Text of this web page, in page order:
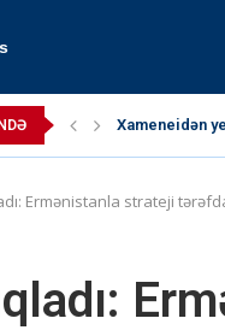
Xameneidən
TRIPP
Paşinyan
Paşinyan:
Pəhləvi
Ərdoğan
Kallas:
Kremldə
Müctəba
Ermənistanla strateji